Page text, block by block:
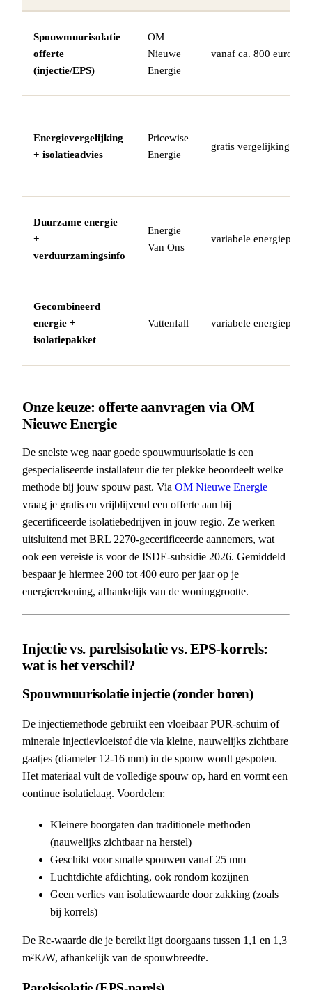
Spouwmuurisolatie
offerte
(injectie/EPS)
OM
Nieuwe
Energie
vanaf ca. 800 euro
Energievergelijking
+ isolatieadvies
Pricewise
Energie
gratis vergelijking
Duurzame energie
+
verduurzamingsinfo
Energie
Van Ons
variabele energieprijs
Gecombineerd
energie +
isolatiepakket
Vattenfall variabele energieprijs
Onze keuze: offerte aanvragen via OM
Nieuwe Energie
De snelste weg naar goede spouwmuurisolatie is een
gespecialiseerde installateur die ter plekke beoordeelt welke
methode bij jouw spouw past. Via OM Nieuwe Energie
vraag je gratis en vrijblijvend een offerte aan bij
gecertificeerde isolatiebedrijven in jouw regio. Ze werken
uitsluitend met BRL 2270-gecertificeerde aannemers, wat
ook een vereiste is voor de ISDE-subsidie 2026. Gemiddeld
bespaar je hiermee 200 tot 400 euro per jaar op je
energierekening, afhankelijk van de woninggrootte.
Injectie vs. parelsisolatie vs. EPS-korrels:
wat is het verschil?
Spouwmuurisolatie injectie (zonder boren)
De injectiemethode gebruikt een vloeibaar PUR-schuim of
minerale injectievloeistof die via kleine, nauwelijks zichtbare
gaatjes (diameter 12-16 mm) in de spouw wordt gespoten.
Het materiaal vult de volledige spouw op, hard en vormt een
continue isolatielaag. Voordelen:
Kleinere boorgaten dan traditionele methoden
(nauwelijks zichtbaar na herstel)
Geschikt voor smalle spouwen vanaf 25 mm
Luchtdichte afdichting, ook rondom kozijnen
Geen verlies van isolatiewaarde door zakking (zoals
bij korrels)
De Rc-waarde die je bereikt ligt doorgaans tussen 1,1 en 1,3
m²K/W, afhankelijk van de spouwbreedte.